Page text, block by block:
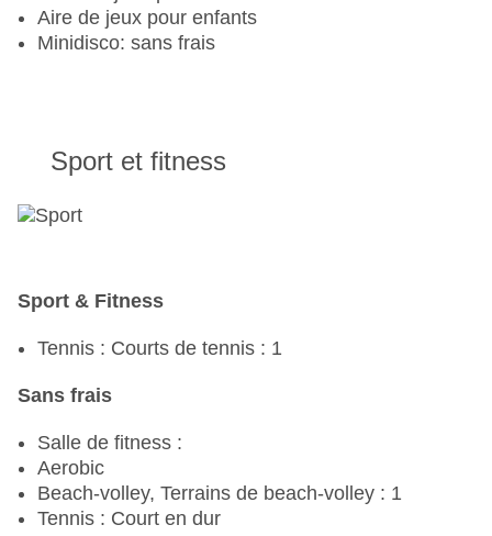
Aire de jeux pour enfants
Minidisco: sans frais
Sport et fitness
Sport & Fitness
Tennis : Courts de tennis : 1
Sans frais
Salle de fitness :
Aerobic
Beach-volley, Terrains de beach-volley : 1
Tennis : Court en dur